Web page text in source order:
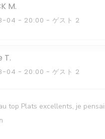
M
04 - 20:00 - ゲスト 2
T
04 - 20:00 - ゲスト 2
top Plats excellents, je